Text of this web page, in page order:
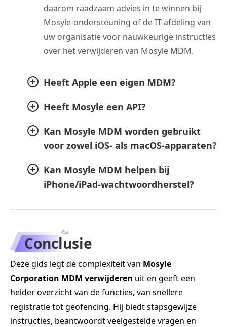
daarom raadzaam advies in te winnen bij
Mosyle-ondersteuning of de IT-afdeling van
uw organisatie voor nauwkeurige instructies
over het verwijderen van Mosyle MDM.
Heeft Apple een eigen MDM?
Heeft Mosyle een API?
Kan Mosyle MDM worden gebruikt
voor zowel iOS- als macOS-apparaten?
Kan Mosyle MDM helpen bij
iPhone/iPad-wachtwoordherstel?
Conclusie
Deze gids legt de complexiteit van Mosyle
Corporation MDM verwijderen uit en geeft een
helder overzicht van de functies, van snellere
registratie tot geofencing. Hij biedt stapsgewijze
instructies, beantwoordt veelgestelde vragen en